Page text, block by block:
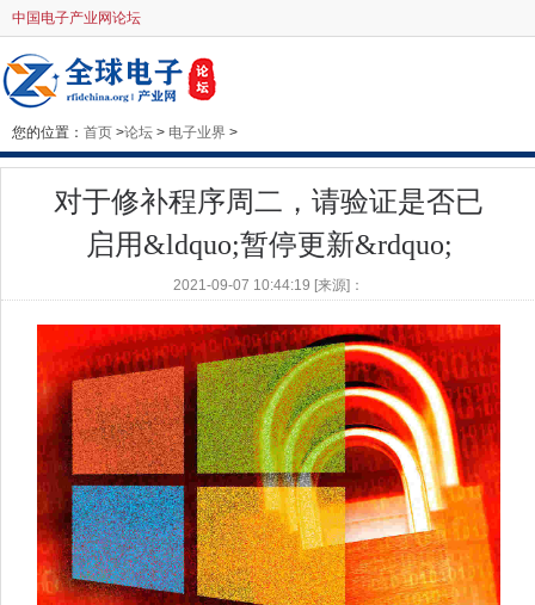
中国电子产业网论坛
您的位置： 首页 >论坛 > 电子业界 >
对于修补程序周二，请验证是否已
启用&ldquo;暂停更新&rdquo;
2021-09-07 10:44:19 [来源]：